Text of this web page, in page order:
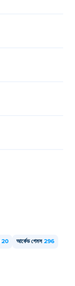
20 আর্কেড গেমস 296